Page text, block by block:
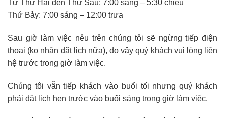
Từ Thứ Hai đến Thứ Sáu: 7:00 sáng – 5:30 chiều
Thứ Bảy: 7:00 sáng – 12:00 trưa
Sau giờ làm việc nêu trên chúng tôi sẽ ngừng tiếp điện
thoại (ko nhận đặt lịch nữa), do vậy quý khách vui lòng liên
hệ trước trong giờ làm việc.
Chúng tôi vẫn tiếp khách vào buổi tối nhưng quý khách
phải đặt lịch hẹn trước vào buổi sáng trong giờ làm việc.